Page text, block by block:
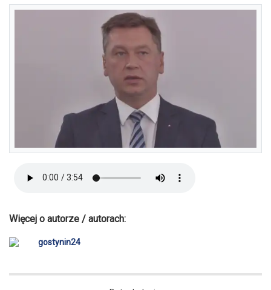
Więcej o autorze / autorach:
gostynin24